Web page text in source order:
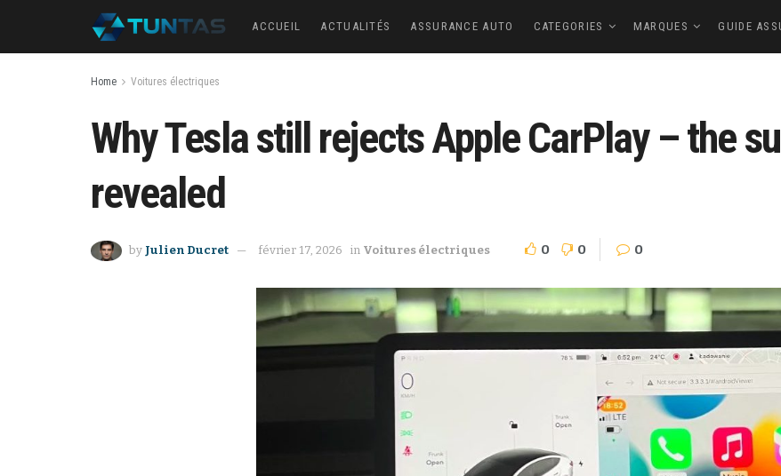
ACCUEIL ACTUALITÉS ASSURANCE AUTO CATEGORIES MARQUES GUIDE
Home Voitures électriques
Why Tesla still rejects Apple CarPlay – the
revealed
by Julien Ducret février 17, 2026 in Voitures électriques 0 0 0